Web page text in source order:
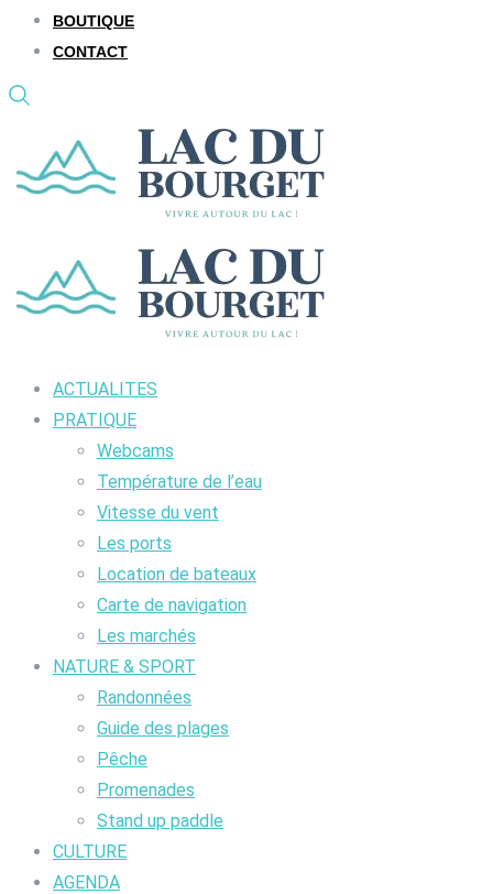
BOUTIQUE
CONTACT
ACTUALITES
PRATIQUE
Webcams
Température de l’eau
Vitesse du vent
Les ports
Location de bateaux
Carte de navigation
Les marchés
NATURE & SPORT
Randonnées
Guide des plages
Pêche
Promenades
Stand up paddle
CULTURE
AGENDA